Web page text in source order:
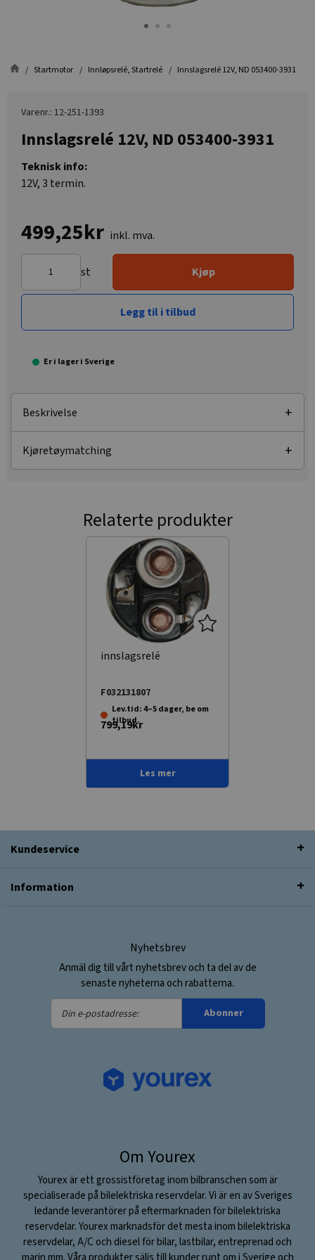
Startmotor Innløpsrelé, Startrelé Innslagsrelé 12V, ND 053400-3931
Varenr.: 12-251-1393
Innslagsrelé 12V, ND 053400-3931
Teknisk info:
12V, 3 termin.
499,25kr inkl. mva.
st Kjøp
Legg til i tilbud
Er i lager i Sverige
Beskrivelse
Kjøretøymatching
Relaterte produkter
innslagsrelé
F032131807
Lev.tid: 4–5 dager, be om
tilbud.
799,19kr
Les mer
Kundeservice
Information
Nyhetsbrev
Anmäl dig till vårt nyhetsbrev och ta del av de
senaste nyheterna och rabatterna.
Din
e-
Abonner
Om Yourex
Yourex är ett grossistföretag inom bilbranschen som är
specialiserade på bilelektriska reservdelar. Vi är en av Sveriges
ledande leverantörer på eftermarknaden för bilelektriska
reservdelar. Yourex marknadsför det mesta inom bilelektriska
reservdelar, A/C och diesel för bilar, lastbilar, entreprenad och